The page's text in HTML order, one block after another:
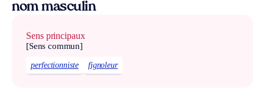
nom masculin
Sens principaux
[Sens commun]
perfectionniste fignoleur